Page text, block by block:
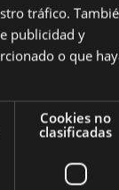
tráfico.
publicidad y
o que
Cookies no
clasificadas